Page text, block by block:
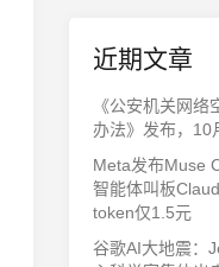
近期文章
《公安机关网
办法》发布，10
Meta发布Muse
智能体叫板
token仅1.5元
谷歌AI大地震：